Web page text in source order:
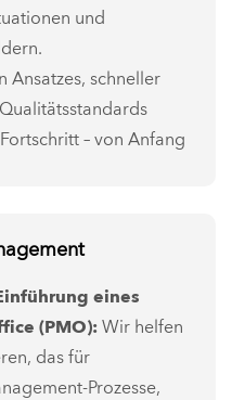
und
Ansatzes, schneller
– von Anfang
eines
(PMO): Wir helfen
das für
Prozesse,